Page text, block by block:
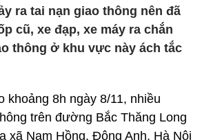
ra tai nạn giao thông nên đã
cũ, xe đạp, xe máy ra chắn
thông ở khu vực này ách tắc
khoảng 8h ngày 8/11, nhiều
trên đường Bắc Thăng Long
xã Nam Hồng, Đông Anh, Hà Nội